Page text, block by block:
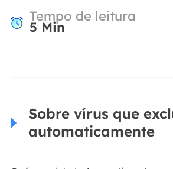
Tempo de leitura
5 Min
Sobre vírus que
automaticamente